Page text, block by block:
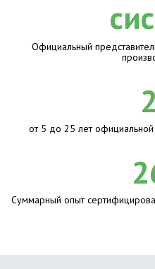
Официальный
от 5 до 25 лет официальной
Суммарный опыт